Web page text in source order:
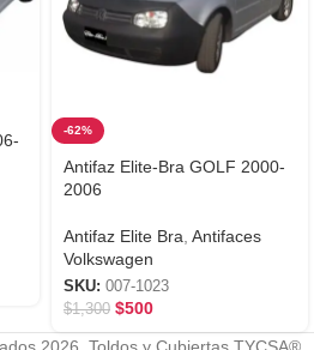
-62%
Antifaz Elite-Bra GOLF 2000-
2006
Antifaz Elite Bra Antifaces
Volkswagen
SKU: 007-1023
$1,300 $500